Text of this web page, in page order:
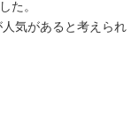
た。
気があると考えられ